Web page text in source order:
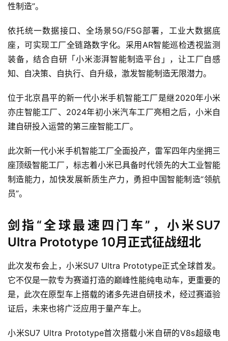
评
师
旅
家
讯
快
报
栏
吉
开
T
a
l
k
性制造”。
依托统一数据接口、全场景5G/F5G部署，工业大数据底
座，可实现工厂全链路数字化。采用AR智能巡检透视监测
装备，结合自研「小米澎湃智能制造平台」，让工厂自感
知、自决策、自执行、自升级，激发智能制造无限潜力。
位于北京昌平的新一代小米手机智能工厂是继2020年小米
亦庄智能工厂、2024年初小米汽车工厂亮相之后，小米自
建自研投入运营的第三座智能工厂。
此次新一代小米手机智能工厂全面投产，雷军四年内坐拥三
座顶级智能工厂，标志着小米已具备时代领先的大工业智能
制造能力，加快发展新质生产力，勇担中国智能制造“领航
员”。
剑指“全球最速四门车”，小米SU7
Ultra Prototype 10月正式征战纽北
此次发布会上，小米SU7 Ultra Prototype正式全球首发。
它不仅是一款专为赛道打造的巅峰性能纯电动车，更重要的
是，此次在原型车上搭载的诸多先进自研技术，经过赛道验
证后，未来也将广泛应用于量产车上。
小米SU7 Ultra Prototype首次搭载小米自研的V8s超级电